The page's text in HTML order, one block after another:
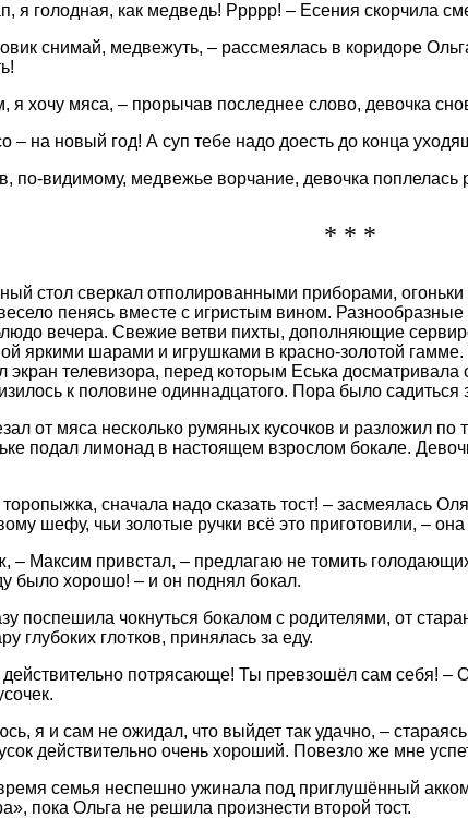
я голодная, как медведь! Ррррр! – Есения скорчила
снимай, медвежуть, – рассмеялась в коридоре
я хочу мяса, – прорычав последнее слово, девочка
– на новый год! А суп тебе надо доесть до конца
по-видимому, медвежье ворчание, девочка поплелась
* * *
стол сверкал отполированными приборами, огоньки
пенясь вместе с игристым вином. Разнообразные
вечера. Свежие ветви пихты, дополняющие
яркими шарами и игрушками в красно-золотой
экран телевизора, перед которым Еська
к половине одиннадцатого. Пора было садиться
от мяса несколько румяных кусочков и разложил по
подал лимонад в настоящем взрослом бокале.
сначала надо сказать тост! – засмеялась
шефу, чьи золотые ручки всё это приготовили, –
– Максим привстал, – предлагаю не томить
было хорошо! – и он поднял бокал.
поспешила чокнуться бокалом с родителями, от
глубоких глотков, принялась за еду.
действительно потрясающе! Ты превзошёл сам себя! –
я и сам не ожидал, что выйдет так удачно, –
действительно очень хороший. Повезло же мне
семья неспешно ужинала под приглушённый
пока Ольга не решила произнести второй тост.